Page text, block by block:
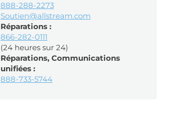
888-288-2273
Soutien@allstream.com
Réparations :
866-282-0111
(24 heures sur 24)
Réparations, Communications
unifiées :
888-733-5744